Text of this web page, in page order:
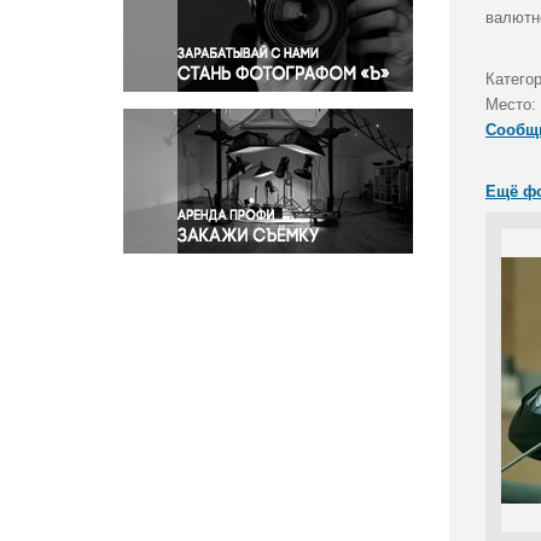
Правосудие
Происшествия и конфликты
Религия
Светская жизнь
Спорт
Экология
Экономика и бизнес
Место:
Ещё